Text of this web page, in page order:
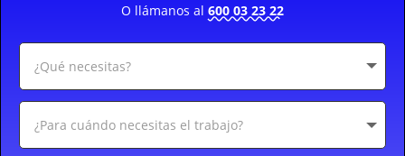
O llámanos al 600 03 23 22